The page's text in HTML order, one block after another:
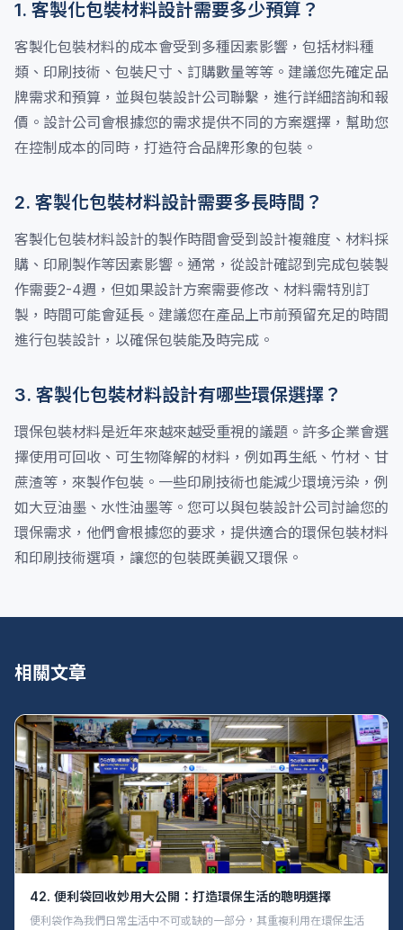
1. 客製化包裝材料設計需要多少預算？
客製化包裝材料的成本會受到多種因素影響，包括材料種
類、印刷技術、包裝尺寸、訂購數量等等。建議您先確定品
牌需求和預算，並與包裝設計公司聯繫，進行詳細諮詢和報
價。設計公司會根據您的需求提供不同的方案選擇，幫助您
在控制成本的同時，打造符合品牌形象的包裝。
2. 客製化包裝材料設計需要多長時間？
客製化包裝材料設計的製作時間會受到設計複雜度、材料採
購、印刷製作等因素影響。通常，從設計確認到完成包裝製
作需要2-4週，但如果設計方案需要修改、材料需特別訂
製，時間可能會延長。建議您在產品上市前預留充足的時間
進行包裝設計，以確保包裝能及時完成。
3. 客製化包裝材料設計有哪些環保選擇？
環保包裝材料是近年來越來越受重視的議題。許多企業會選
擇使用可回收、可生物降解的材料，例如再生紙、竹材、甘
蔗渣等，來製作包裝。一些印刷技術也能減少環境污染，例
如大豆油墨、水性油墨等。您可以與包裝設計公司討論您的
環保需求，他們會根據您的要求，提供適合的環保包裝材料
和印刷技術選項，讓您的包裝既美觀又環保。
相關文章
42. 便利袋回收妙用大公開：打造環保生活的聰明選擇
便利袋作為我們日常生活中不可或缺的一部分，其重複利用在環保生活